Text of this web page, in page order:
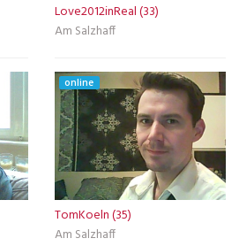
Love2012inReal (33)
Am Salzhaff
online
TomKoeln (35)
Am Salzhaff